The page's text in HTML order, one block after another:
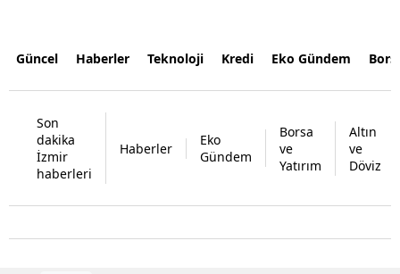
Güncel Haberler Teknoloji Kredi Eko Gündem
Son
dakika
İzmir
haberleri
Haberler
Eko
Gündem
Borsa
ve
Yatırım
Altın
ve
Döviz